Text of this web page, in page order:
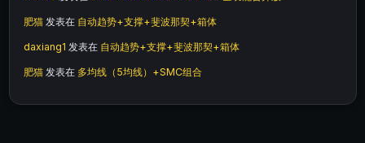
肥猫 发表在 自动趋势+支撑+斐波那契+箱体
daxiang1 发表在 自动趋势+支撑+斐波那契+箱体
肥猫 发表在 多均线（5均线）+SMC组合